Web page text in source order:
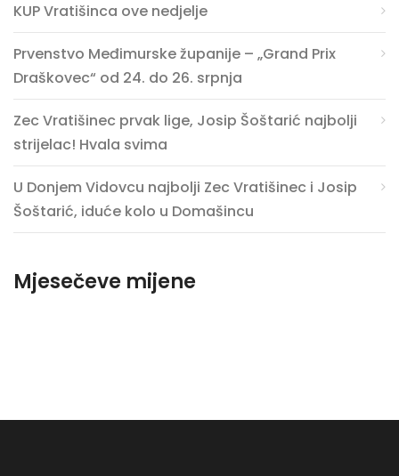
KUP Vratišinca ove nedjelje
Prvenstvo Međimurske županije – „Grand Prix
Draškovec“ od 24. do 26. srpnja
Zec Vratišinec prvak lige, Josip Šoštarić najbolji
strijelac! Hvala svima
U Donjem Vidovcu najbolji Zec Vratišinec i Josip
Šoštarić, iduće kolo u Domašincu
Mjesečeve mijene